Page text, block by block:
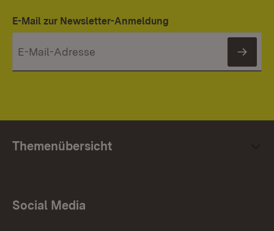
E-Mail zur Newsletter-Anmeldung
Themenübersicht
Social Media